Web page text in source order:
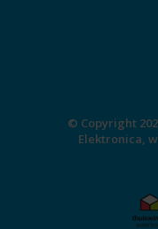
© Copyright
Elektronica,